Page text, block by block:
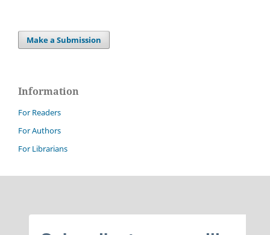
Make a Submission
Information
For Readers
For Authors
For Librarians